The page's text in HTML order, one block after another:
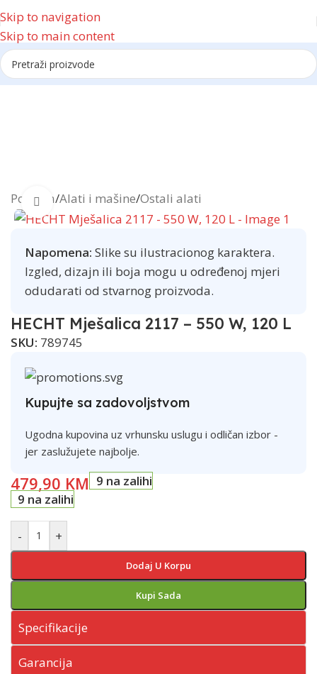
Skip to navigation
Skip to main content
Reklama
Početna/Alati i mašine/Ostali alati
Click to enlarge
Napomena: Slike su ilustracionog karaktera.
Izgled, dizajn ili boja mogu u određenoj mjeri
odudarati od stvarnog proizvoda.
HECHT Mješalica 2117 – 550 W, 120 L
SKU: 789745
Kupujte sa zadovoljstvom
Ugodna kupovina uz vrhunsku uslugu i odličan izbor -
jer zaslužujete najbolje.
479,90 KM 9 na zalihi
9 na zalihi
- +
Dodaj U Korpu
Kupi Sada
Specifikacije
Garancija